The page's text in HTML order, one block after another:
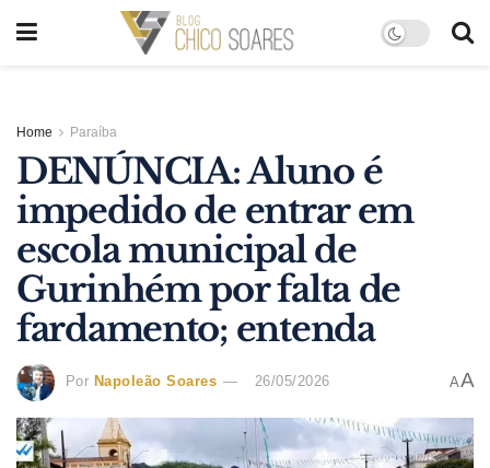
Home Paraíba
DENÚNCIA: Aluno é
impedido de entrar em
escola municipal de
Gurinhém por falta de
fardamento; entenda
Por Napoleão Soares 26/05/2026 AA